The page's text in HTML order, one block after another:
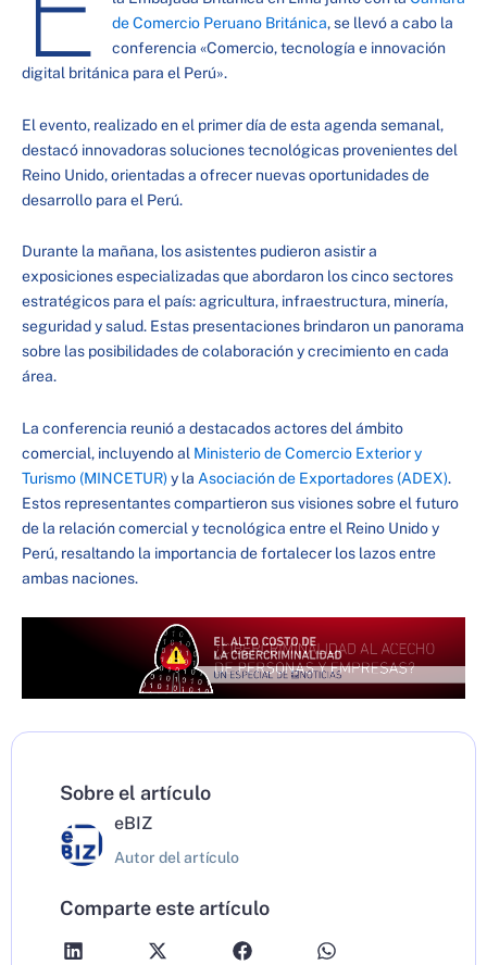
de Comercio Peruano Británica, se llevó a cabo la
conferencia «Comercio, tecnología e innovación
digital británica para el Perú».
El evento, realizado en el primer día de esta agenda semanal,
destacó innovadoras soluciones tecnológicas provenientes del
Reino Unido, orientadas a ofrecer nuevas oportunidades de
desarrollo para el Perú.
Durante la mañana, los asistentes pudieron asistir a
exposiciones especializadas que abordaron los cinco sectores
estratégicos para el país: agricultura, infraestructura, minería,
seguridad y salud. Estas presentaciones brindaron un panorama
sobre las posibilidades de colaboración y crecimiento en cada
área.
La conferencia reunió a destacados actores del ámbito
comercial, incluyendo al Ministerio de Comercio Exterior y
Turismo (MINCETUR)y la Asociación de Exportadores (ADEX).
Estos representantes compartieron sus visiones sobre el futuro
de la relación comercial y tecnológica entre el Reino Unido y
Perú, resaltando la importancia de fortalecer los lazos entre
ambas naciones.
Sobre el artículo
eBIZ
Autor del artículo
Comparte este artículo